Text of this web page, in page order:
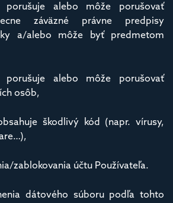
alebo môže porušovať
záväzné právne predpisy
a/alebo môže byť predmetom
alebo môže porušovať
osôb,
škodlivý kód (napr. vírusy,
zablokovania účtu Používateľa.
dátového súboru podľa tohto